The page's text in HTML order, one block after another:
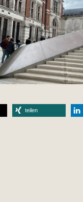
teilen